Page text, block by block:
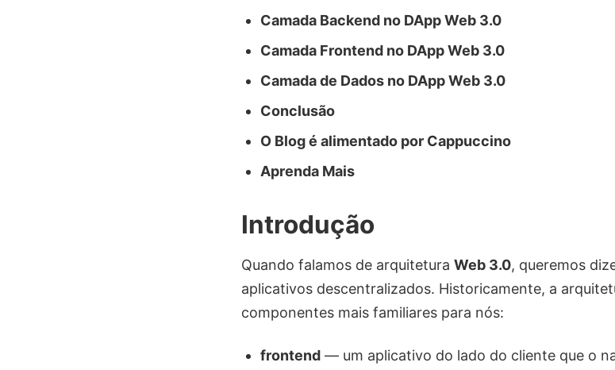
Camada Backend no DApp Web 3.0
Camada Frontend no DApp Web 3.0
Camada de Dados no DApp Web 3.0
Conclusão
O Blog é alimentado por Cappuccino
Aprenda Mais
Introdução
Quando falamos de arquitetura Web 3.0, queremos
aplicativos descentralizados. Historicamente, a
componentes mais familiares para nós:
frontend — um aplicativo do lado do cliente que o